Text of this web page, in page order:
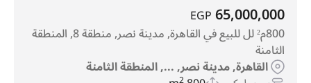
65,000,000
EGP
800م² لل للبيع في القاهرة, مدينة نصر, منطقة 8, المنطقة
الثامنة
القاهرة, مدينة نصر, ..., المنطقة الثامنة